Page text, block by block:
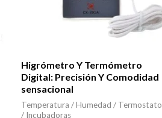
Higrómetro Y Termómetro
Digital: Precisión Y Comodidad
sensacional
Temperatura / Humedad / Termostato
/ Incubadoras